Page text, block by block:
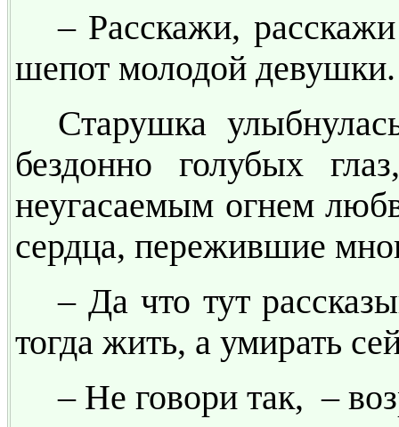
– Расскажи,
шепот молодой девушки.
Старушка
бездонно голубых
неугасаемым огнем
сердца, пережившие
– Да что тут
тогда жить, а умирать
– Не говори так, –